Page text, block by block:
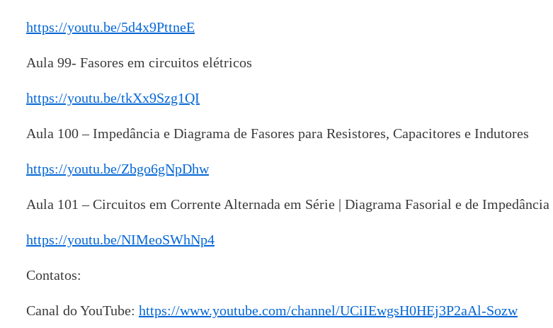
https://youtu.be/5d4x9PttneE
Aula 99- Fasores em circuitos elétricos
https://youtu.be/tkXx9Szg1QI
Aula 100 – Impedância e Diagrama de Fasores para Resistores, Capacitores e Indutores
https://youtu.be/Zbgo6gNpDhw
Aula 101 – Circuitos em Corrente Alternada em Série | Diagrama Fasorial e de Impedância
https://youtu.be/NIMeoSWhNp4
Contatos:
Canal do YouTube: https://www.youtube.com/channel/UCiIEwgsH0HEj3P2aAl-Sozw